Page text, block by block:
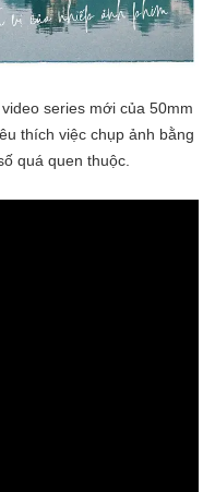
series mới của 50mm
thích việc chụp ảnh bằng
quá quen thuộc.